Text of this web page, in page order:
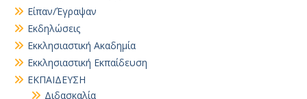
Είπαν/Έγραψαν
Εκδηλώσεις
Εκκλησιαστική Ακαδημία
Εκκλησιαστική Εκπαίδευση
ΕΚΠΑΙΔΕΥΣΗ
Διδασκαλία